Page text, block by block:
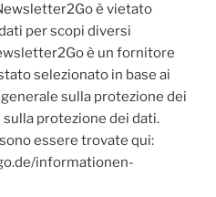
è vietato
per scopi diversi
è un fornitore
selezionato in base ai
sulla protezione dei
protezione dei dati.
essere trovate qui:
informationen-